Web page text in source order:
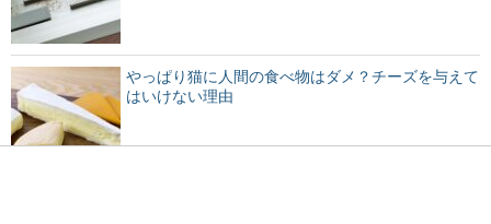
やっぱり猫に人間の食べ物はダメ？チーズを与えて
はいけない理由